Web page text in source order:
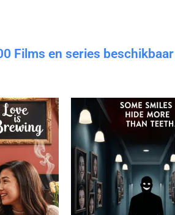
Films en series beschikbaar